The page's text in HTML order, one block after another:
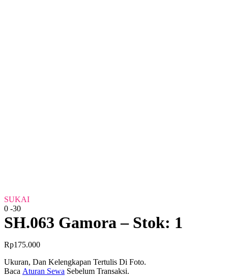
SUKAI
0 -30
SH.063 Gamora – Stok: 1
Rp175.000
Ukuran, Dan Kelengkapan Tertulis Di Foto.
Baca Aturan Sewa Sebelum Transaksi.